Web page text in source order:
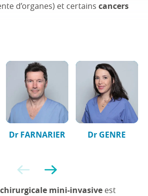
d’organes) et certains cancers
Dr FARNARIER Dr GENRE
mini-invasive est